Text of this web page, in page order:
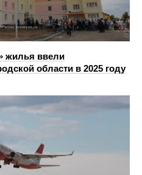
жилья ввели
области в 2025 году